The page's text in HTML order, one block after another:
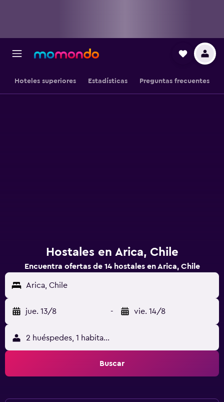
Hoteles superiores Estadísticas Preguntas frecuentes
Hostales en Arica, Chile
Encuentra ofertas de 14 hostales en Arica, Chile
Arica, Chile
jue. 13/8 - vie. 14/8
2 huéspedes, 1 habitación
Buscar